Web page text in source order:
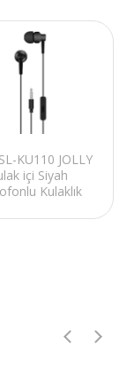
KU110 JOLLY
içi Siyah
Kulaklık